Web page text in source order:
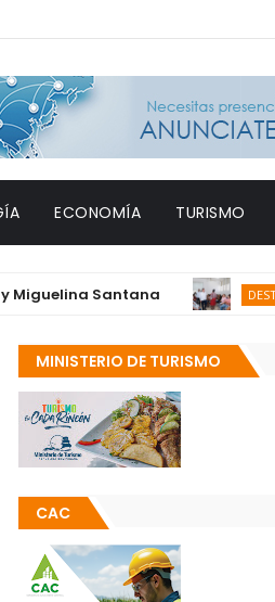
ECONOMÍA TURISMO
Santana DESTACADAS
MINISTERIO DE TURISMO
CAC